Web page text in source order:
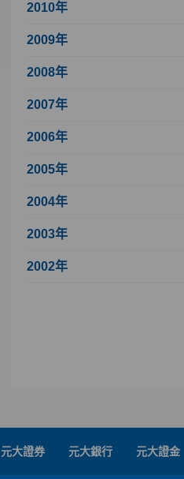
2010年
2009年
2008年
2007年
2006年
2005年
2004年
2003年
2002年
元大證券 元大銀行 元大證金